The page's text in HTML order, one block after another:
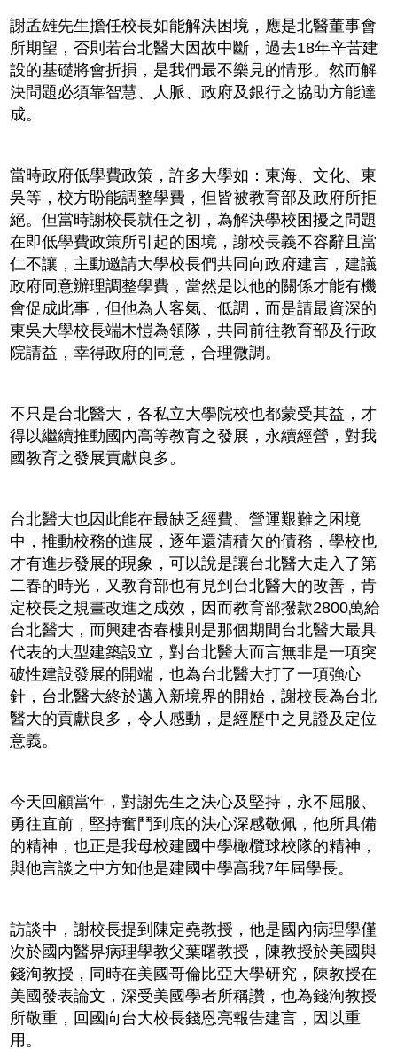
謝孟雄先生擔任校長如能解決困境，應是北醫董事會
所期望，否則若台北醫大因故中斷，過去18年辛苦建
設的基礎將會折損，是我們最不樂見的情形。然而解
決問題必須靠智慧、人脈、政府及銀行之協助方能達
成。
當時政府低學費政策，許多大學如：東海、文化、東
吳等，校方盼能調整學費，但皆被教育部及政府所拒
絕。但當時謝校長就任之初，為解決學校困擾之問題
在即低學費政策所引起的困境，謝校長義不容辭且當
仁不讓，主動邀請大學校長們共同向政府建言，建議
政府同意辦理調整學費，當然是以他的關係才能有機
會促成此事，但他為人客氣、低調，而是請最資深的
東吳大學校長端木愷為領隊，共同前往教育部及行政
院請益，幸得政府的同意，合理微調。
不只是台北醫大，各私立大學院校也都蒙受其益，才
得以繼續推動國內高等教育之發展，永續經營，對我
國教育之發展貢獻良多。
台北醫大也因此能在最缺乏經費、營運艱難之困境
中，推動校務的進展，逐年還清積欠的債務，學校也
才有進步發展的現象，可以說是讓台北醫大走入了第
二春的時光，又教育部也有見到台北醫大的改善，肯
定校長之規畫改進之成效，因而教育部撥款2800萬給
台北醫大，而興建杏春樓則是那個期間台北醫大最具
代表的大型建築設立，對台北醫大而言無非是一項突
破性建設發展的開端，也為台北醫大打了一項強心
針，台北醫大終於邁入新境界的開始，謝校長為台北
醫大的貢獻良多，令人感動，是經歷中之見證及定位
意義。
今天回顧當年，對謝先生之決心及堅持，永不屈服、
勇往直前，堅持奮鬥到底的決心深感敬佩，他所具備
的精神，也正是我母校建國中學橄欖球校隊的精神，
與他言談之中方知他是建國中學高我7年屆學長。
訪談中，謝校長提到陳定堯教授，他是國內病理學僅
次於國內醫界病理學教父葉曙教授，陳教授於美國與
錢洵教授，同時在美國哥倫比亞大學研究，陳教授在
美國發表論文，深受美國學者所稱讚，也為錢洵教授
所敬重，回國向台大校長錢恩亮報告建言，因以重
用。